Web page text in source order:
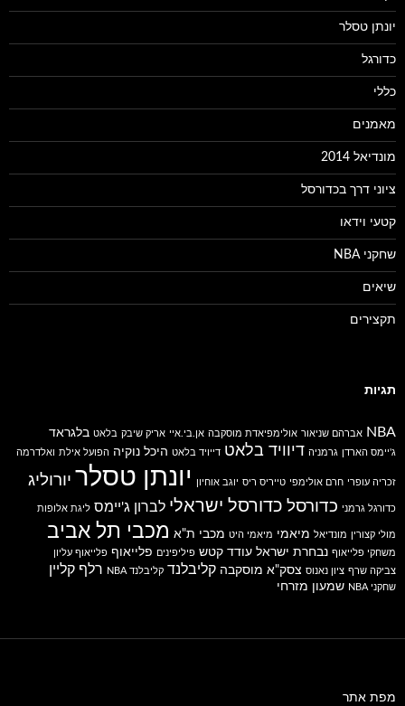
יונתן טסלר
כדורגל
כללי
מאמנים
מונדיאל 2014
ציוני דרך בכדורסל
קטעי וידאו
שחקני NBA
שיאים
תקצירים
תגיות
NBA אברהם שניאור אולימפיאדת מוסקבה אן.בי.איי אריק שיבק בלאט בלגראד
ג'יימס הארדן גרמניה דיוויד בלאט דייויד בלאט היכל נוקיה הפועל אילת ואלדרמה
זכריה עופרי חרם אולימפי טייריס ריס יוגב אוחיון יונתן טסלר יורוליג
כדורגל גרמני כדורסל כדורסל ישראלי לברון ג'יימס ליגת אלופות
מולי קצורין מונדיאל מיאמי מיאמי היט מכבי ת"א מכבי תל אביב
משחקי פלייאוף נבחרת ישראל עודד קטש פיליפינים פלייאוף פלייאוף עליון
צביקה שרף ציון נאנוס צסק"א מוסקבה קליבלנד קליבלנד NBA רלף קליין
שחקני NBA שמעון מזרחי
מפת אתר